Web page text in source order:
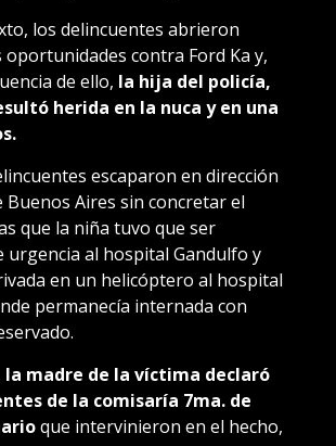
los delincuentes abrieron
contra Ford Ka y,
de ello, la hija del policía,
herida en la nuca y en una
escaparon en dirección
Buenos Aires sin concretar el
que la niña tuvo que ser
urgencia al hospital Gandulfo y
en un helicóptero al hospital
permanecía internada con
la madre de la víctima declaró
de la comisaría 7ma. de
que intervinieron en el hecho,